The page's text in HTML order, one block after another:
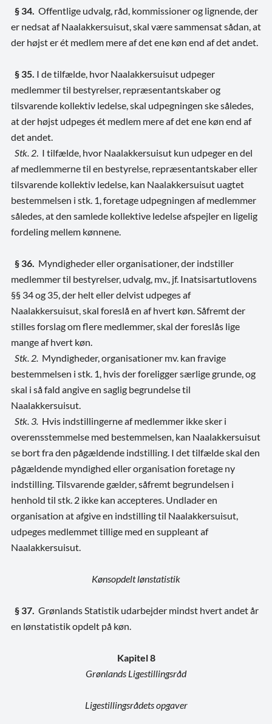
§ 34. Offentlige udvalg, råd, kommissioner og lignende, der
er nedsat af Naalakkersuisut, skal være sammensat sådan, at
der højst er ét medlem mere af det ene køn end af det andet.
§ 35. I de tilfælde, hvor Naalakkersuisut udpeger
medlemmer til bestyrelser, repræsentantskaber og
tilsvarende kollektiv ledelse, skal udpegningen ske således,
at der højst udpeges ét medlem mere af det ene køn end af
det andet.
Stk. 2 . I tilfælde, hvor Naalakkersuisut kun udpeger en del
af medlemmerne til en bestyrelse, repræsentantskaber eller
tilsvarende kollektiv ledelse, kan Naalakkersuisut uagtet
bestemmelsen i stk. 1, foretage udpegningen af medlemmer
således, at den samlede kollektive ledelse afspejler en ligelig
fordeling mellem kønnene.
§ 36. Myndigheder eller organisationer, der indstiller
medlemmer til bestyrelser, udvalg, mv., jf. Inatsisartutlovens
§§ 34 og 35, der helt eller delvist udpeges af
Naalakkersuisut, skal foreslå en af hvert køn. Såfremt der
stilles forslag om flere medlemmer, skal der foreslås lige
mange af hvert køn.
Stk. 2. Myndigheder, organisationer mv. kan fravige
bestemmelsen i stk. 1, hvis der foreligger særlige grunde, og
skal i så fald angive en saglig begrundelse til
Naalakkersuisut.
Stk. 3. Hvis indstillingerne af medlemmer ikke sker i
overensstemmelse med bestemmelsen, kan Naalakkersuisut
se bort fra den pågældende indstilling. I det tilfælde skal den
pågældende myndighed eller organisation foretage ny
indstilling. Tilsvarende gælder, såfremt begrundelsen i
henhold til stk. 2 ikke kan accepteres. Undlader en
organisation at afgive en indstilling til Naalakkersuisut,
udpeges medlemmet tillige med en suppleant af
Naalakkersuisut.
Kønsopdelt lønstatistik
§ 37. Grønlands Statistik udarbejder mindst hvert andet år
en lønstatistik opdelt på køn.
Kapitel 8
Grønlands Ligestillingsråd
Ligestillingsrådets opgaver